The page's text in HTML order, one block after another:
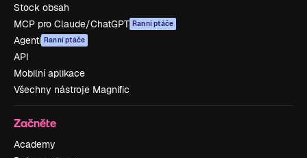
Stock obsah
MCP pro Claude/ChatGPT Ranní ptáče
Agenti Ranní ptáče
API
Mobilní aplikace
Všechny nástroje Magnific
Začněte
Academy